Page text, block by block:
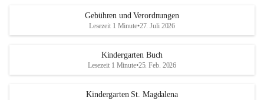
Gebühren und Verordnungen
Lesezeit 1 Minute•27. Juli 2026
Kindergarten Buch
Lesezeit 1 Minute•25. Feb. 2026
Kindergarten St. Magdalena